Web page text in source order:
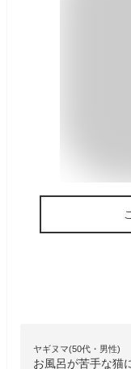
ヤギヌマ(50代・男性)
お風呂が苦手な猫